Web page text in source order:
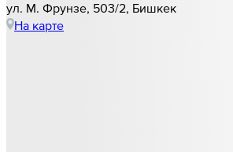
ул. М. Фрунзе, 503/2, Бишкек
На карте